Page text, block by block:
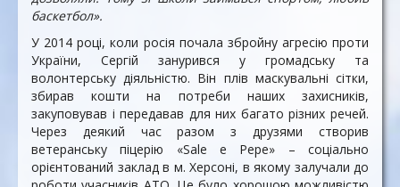
баскетбол».
У 2014 році, коли росія почала збройну агресію проти
України, Сергій занурився у громадську та
волонтерську діяльністю. Він плів маскувальні сітки,
збирав кошти на потреби наших захисників,
закуповував і передавав для них багато різних речей.
Через деякий час разом з друзями створив
ветеранську піцерію «Sale е Рере» – соціально
орієнтований заклад в м. Херсоні, в якому залучали до